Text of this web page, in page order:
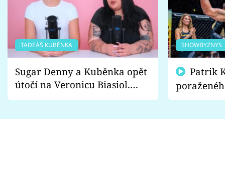
TADEÁŠ KUBĚNKA
Sugar Denny a Kuběnka opět
útočí na Veronicu Biasiol.
Proč je podle nich falešná a
SHOWBYZNYS
fanoušci